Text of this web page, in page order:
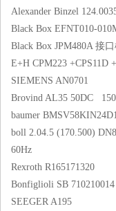
Alexander Binzel
Black Box EFNT010-
Black Box JPM480A 接
E+H CPM223 +CPS11D
SIEMENS AN0701
Brovind AL35 50DC
baumer
boll 2.04.5 (170.500)
60Hz
Rexroth R165171320
Bonfiglioli SB
SEEGER A195